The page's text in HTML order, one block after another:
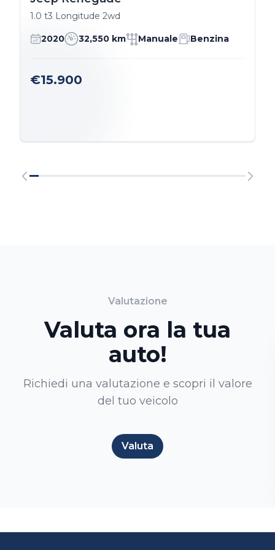
1.0 t3 Longitude 2wd
2020 32,550 km Manuale Benzina
€15.900
Valutazione
Valuta ora la tua
auto!
Richiedi una valutazione e scopri il valore
del tuo veicolo
Valuta